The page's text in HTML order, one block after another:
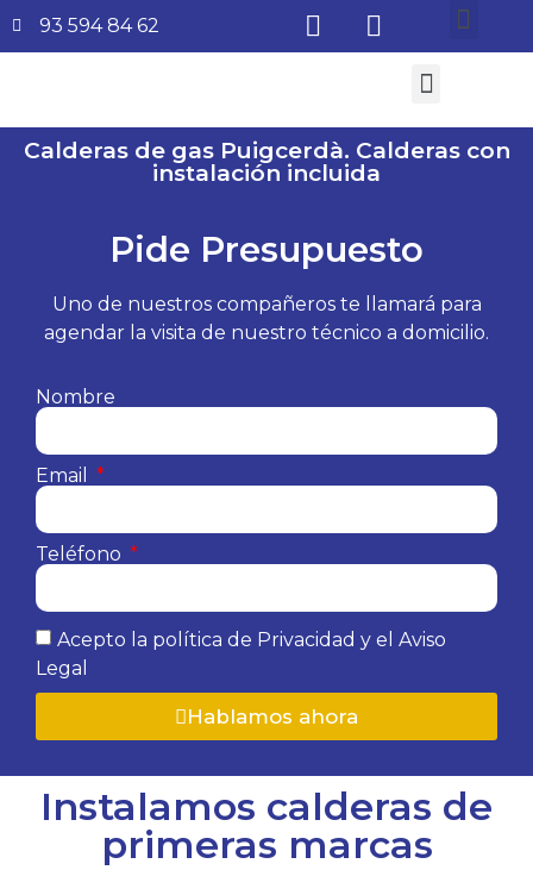
93 594 84 62
Calderas de gas Puigcerdà. Calderas con
instalación incluida
Pide Presupuesto
Uno de nuestros compañeros te llamará para
agendar la visita de nuestro técnico a domicilio.
Nombre
Email
Teléfono
Acepto la política de Privacidad y el Aviso
Legal
Hablamos ahora
Instalamos calderas de
primeras marcas